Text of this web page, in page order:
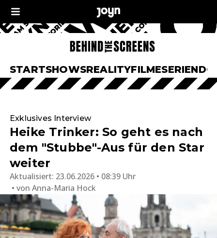
STARTSHOWSREALITYFILMESERIEN
Exklusives Interview
Heike Trinker: So geht es nach
dem "Stubbe"-Aus für den Star
weiter
Aktualisiert: 23.06.2026 • 08:39 Uhr
von Anna-Maria Hock